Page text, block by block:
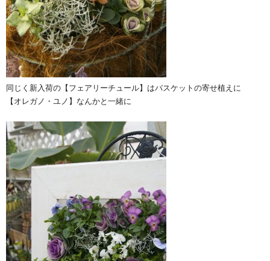
同じく新入荷の【フェアリーチュール】はバスケットの寄せ植えに
【オレガノ・ユノ】なんかと一緒に